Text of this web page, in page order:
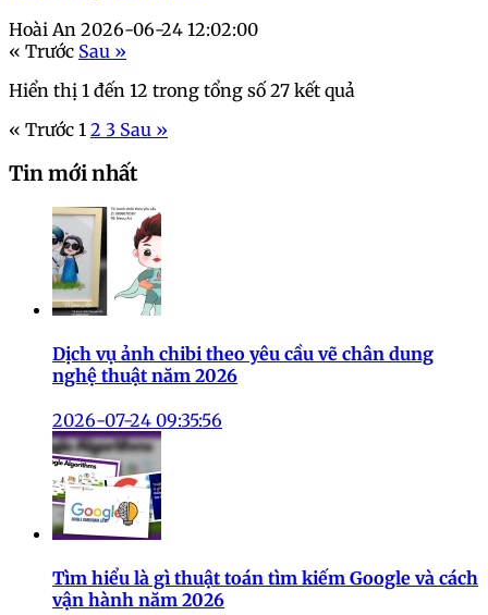
Hoài An 2026-06-24 12:02:00
« Trước Sau »
Hiển thị 1 đến 12 trong tổng số 27 kết quả
« Trước 1 2 3 Sau »
Tin mới nhất
Dịch vụ ảnh chibi theo yêu cầu vẽ chân dung
nghệ thuật năm 2026
2026-07-24 09:35:56
Tìm hiểu là gì thuật toán tìm kiếm Google và cách
vận hành năm 2026